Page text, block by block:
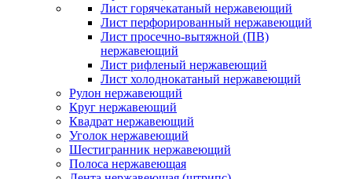
Лист горячекатаный нержавеющий
Лист перфорированный нержавеющий
Лист просечно-вытяжной (ПВ)
нержавеющий
Лист рифленый нержавеющий
Лист холоднокатаный нержавеющий
Рулон нержавеющий
Круг нержавеющий
Квадрат нержавеющий
Уголок нержавеющий
Шестигранник нержавеющий
Полоса нержавеющая